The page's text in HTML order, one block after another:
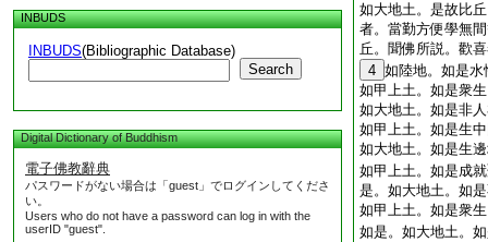
INBUDS
INBUDS(Bibliographic Database)
Search
Digital Dictionary of Buddhism
電子佛教辭典
パスワードがない場合は「guest」でログインしてくださ
い。
Users who do not have a password can log in with the
userID "guest".
如大地土。是故比
者。當勤方便學無
丘。聞佛所説。歡
4 如陸地。如是水
如甲上土。如是衆
如大地土。如是非
如甲上土。如是生
如大地土。如是生
如甲上土。如是成
是。如大地土。如
如甲上土。如是衆
如是。如大地土。